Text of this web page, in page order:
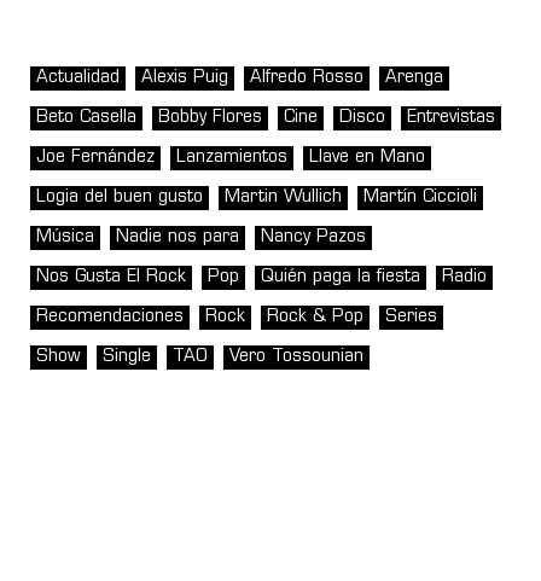
Actualidad Alexis Puig Alfredo Rosso Arenga
Beto Casella Bobby Flores Cine Disco Entrevistas
Joe Fernández Lanzamientos Llave en Mano
Logia del buen gusto Martin Wullich Martín Ciccioli
Música Nadie nos para Nancy Pazos
Nos Gusta El Rock Pop Quién paga la fiesta Radio
Recomendaciones Rock Rock & Pop Series
Show Single TAO Vero Tossounian